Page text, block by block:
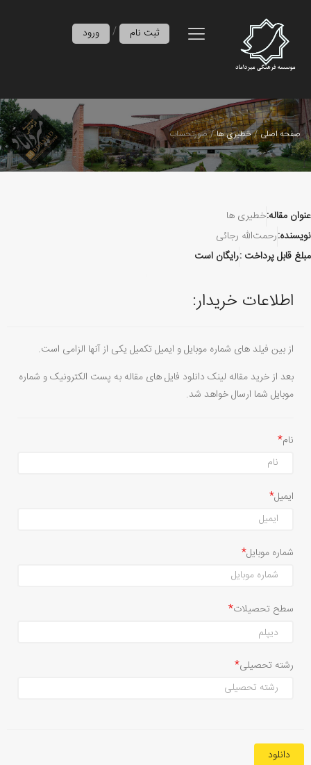
ورود / ثبت نام
صفحه اصلی خطیری‌ ها صورتحساب
عنوان مقاله:خطیری‌ ها
نویسنده:رحمت‌الله رجائی
مبلغ قابل پرداخت :رایگان است
اطلاعات خریدار:
از بین فیلد های شماره موبایل و ایمیل تکمیل یکی از آنها الزامی است.
بعد از خرید مقاله لینک دانلود فایل های مقاله به پست الکترونیک و شماره
موبایل شما ارسال خواهد شد.
نام
ایمیل
شماره موبایل
سطح تحصیلات
رشته تحصیلی
دانلود